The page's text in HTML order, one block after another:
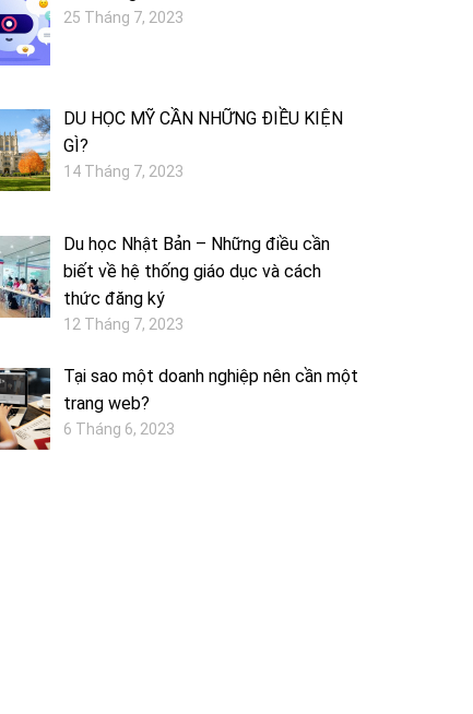
25 Tháng 7, 2023
DU HỌC MỸ CẦN NHỮNG ĐIỀU KIỆN
GÌ?
14 Tháng 7, 2023
Du học Nhật Bản – Những điều cần
biết về hệ thống giáo dục và cách
thức đăng ký
12 Tháng 7, 2023
Tại sao một doanh nghiệp nên cần một
trang web?
6 Tháng 6, 2023